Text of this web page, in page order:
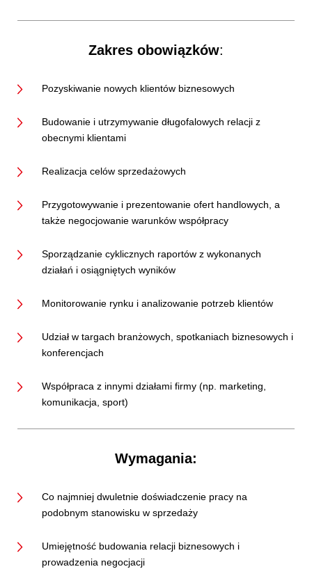
Zakres obowiązków:
Pozyskiwanie nowych klientów biznesowych
Budowanie i utrzymywanie długofalowych relacji z
obecnymi klientami
Realizacja celów sprzedażowych
Przygotowywanie i prezentowanie ofert handlowych, a
także negocjowanie warunków współpracy
Sporządzanie cyklicznych raportów z wykonanych
działań i osiągniętych wyników
Monitorowanie rynku i analizowanie potrzeb klientów
Udział w targach branżowych, spotkaniach biznesowych i
konferencjach
Współpraca z innymi działami firmy (np. marketing,
komunikacja, sport)
Wymagania:
Co najmniej dwuletnie doświadczenie pracy na
podobnym stanowisku w sprzedaży
Umiejętność budowania relacji biznesowych i
prowadzenia negocjacji